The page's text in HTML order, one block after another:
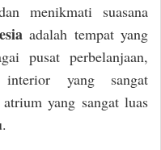
menikmati suasana
adalah tempat yang
pusat perbelanjaan,
yang sangat
yang sangat luas